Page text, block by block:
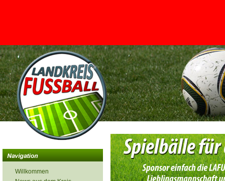
<
Willkommen